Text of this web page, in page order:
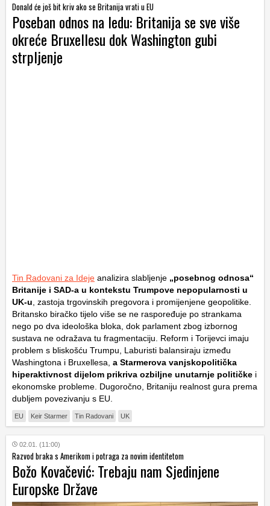
Donald će još bit kriv ako se Britanija vrati u EU
Poseban odnos na ledu: Britanija se sve više
okreće Bruxellesu dok Washington gubi
strpljenje
Tin Radovani za Ideje analizira slabljenje „posebnog odnosa“
Britanije i SAD-a u kontekstu Trumpove nepopularnosti u
UK-u , zastoja trgovinskih pregovora i promijenjene geopolitike.
Britansko biračko tijelo više se ne raspoređuje po strankama
nego po dva ideološka bloka, dok parlament zbog izbornog
sustava ne odražava tu fragmentaciju. Reform i Torijevci imaju
problem s bliskošću Trumpu, Laburisti balansiraju između
Washingtona i Bruxellesa, a Starmerova vanjskopolitička
hiperaktivnost dijelom prikriva ozbiljne unutarnje političke i
ekonomske probleme. Dugoročno, Britaniju realnost gura prema
dubljem povezivanju s EU.
EU Keir Starmer Tin Radovani UK
02.01. (11:00)
Razvod braka s Amerikom i potraga za novim identitetom
Božo Kovačević: Trebaju nam Sjedinjene
Europske Države